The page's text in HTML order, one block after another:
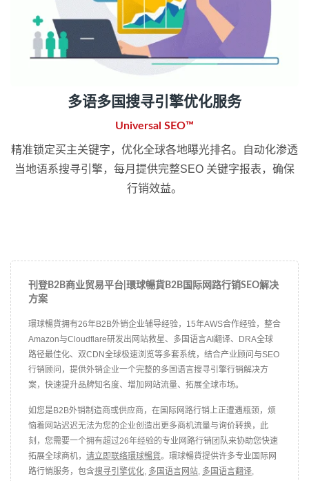
多语多国搜寻引擎优化服务
Universal SEO™
精准锁定买主关键字，优化全球各地曝光排名。自动化渗透
当地语系搜寻引擎，每月提供完整SEO 关键字报表，确保
行销效益。
刊登B2B商业贸易平台|環球暢貨B2B国际网路行销SEO解决
方案
環球暢貨拥有26年B2B外销企业辅导经验，15年AWS合作经验，整合
Amazon与Cloudflare研发出网站救星、多国语言AI翻译、DRA全球
路径最佳化、双CDN全球极速浏览等多套系统，结合产业顾问与SEO
行销顾问，提供外销企业一个完整的多国语言搜寻引擎行销解决方
案，快速提升品牌知名度、增加网站流量、拓展全球市场。
如您是B2B外销制造商或供应商，在国际网路行销上正遭遇瓶颈，烦
恼着网站迟迟无法为您的企业创造出更多商机流量与询价转换，此
刻，您需要一个拥有超过26年经验的专业网路行销团队来协助您快速
拓展全球商机， 请立即联络環球暢貨。環球暢貨提供许多专业国际网
路行销服务，包含搜寻引擎优化, 多国语言网站, 多国语言翻译,